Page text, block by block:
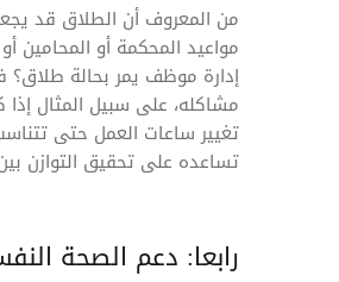
من المعروف أن الطلاق قد
مواعيد المحكمة أو المحامين
إدارة موظف يمر بحالة طلاق؟
مشاكله، على سبيل المثال
تغيير ساعات العمل حتى
تساعده على تحقيق التوازن
رابعا: دعم الصحة